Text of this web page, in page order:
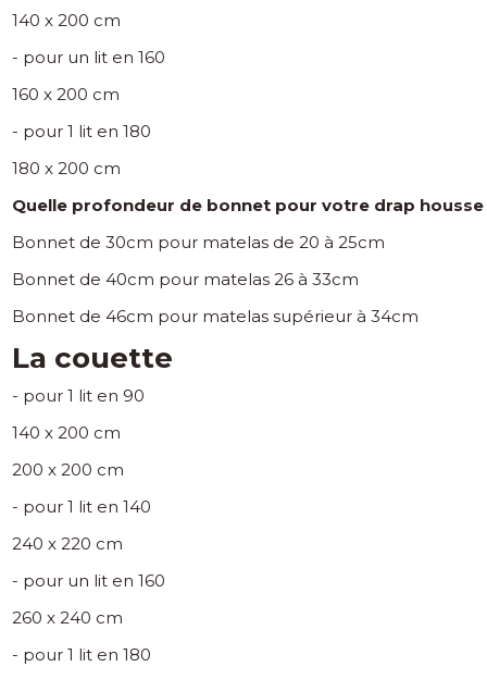
140 x 200 cm
- pour un lit en 160
160 x 200 cm
- pour 1 lit en 180
180 x 200 cm
Quelle profondeur de bonnet pour votre drap housse
Bonnet de 30cm pour matelas de 20 à 25cm
Bonnet de 40cm pour matelas 26 à 33cm
Bonnet de 46cm pour matelas supérieur à 34cm
La couette
- pour 1 lit en 90
140 x 200 cm
200 x 200 cm
- pour 1 lit en 140
240 x 220 cm
- pour un lit en 160
260 x 240 cm
- pour 1 lit en 180